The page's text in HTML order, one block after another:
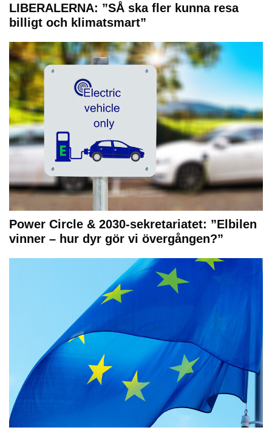
LIBERALERNA: ”SÅ ska fler kunna resa
billigt och klimatsmart”
Power Circle & 2030-sekretariatet: ”Elbilen
vinner – hur dyr gör vi övergången?”